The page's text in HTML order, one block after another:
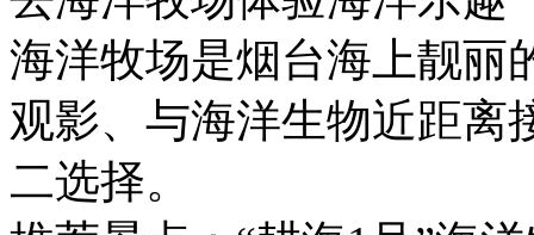
海洋牧场是烟台海上靓丽
观影、与海洋生物近距离
二选择。